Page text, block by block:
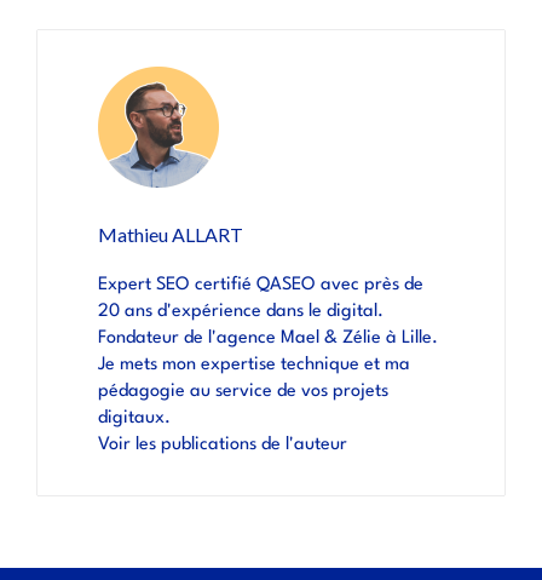
Mathieu ALLART
Expert SEO certifié QASEO avec près de
20 ans d'expérience dans le digital.
Fondateur de l'agence Mael & Zélie à Lille.
Je mets mon expertise technique et ma
pédagogie au service de vos projets
digitaux.
Voir les publications de l'auteur